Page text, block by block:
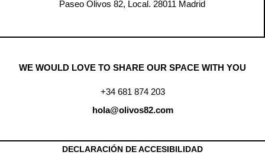
Paseo Olivos 82, Local. 28011 Madrid
WE WOULD LOVE TO SHARE OUR SPACE WITH YOU
+34 681 874 203
hola@olivos82.com
DECLARACIÓN DE ACCESIBILIDAD